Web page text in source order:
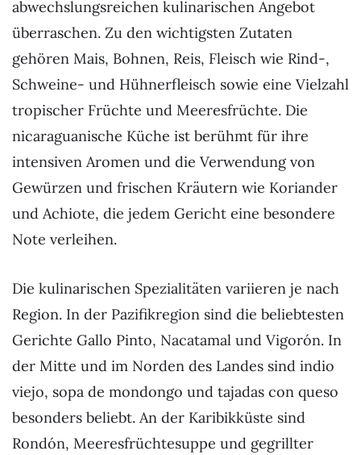
abwechslungsreichen kulinarischen Angebot
überraschen. Zu den wichtigsten Zutaten
gehören Mais, Bohnen, Reis, Fleisch wie Rind-,
Schweine- und Hühnerfleisch sowie eine Vielzahl
tropischer Früchte und Meeresfrüchte. Die
nicaraguanische Küche ist berühmt für ihre
intensiven Aromen und die Verwendung von
Gewürzen und frischen Kräutern wie Koriander
und Achiote, die jedem Gericht eine besondere
Note verleihen.
Die kulinarischen Spezialitäten variieren je nach
Region. In der Pazifikregion sind die beliebtesten
Gerichte Gallo Pinto, Nacatamal und Vigorón. In
der Mitte und im Norden des Landes sind indio
viejo, sopa de mondongo und tajadas con queso
besonders beliebt. An der Karibikküste sind
Rondón, Meeresfrüchtesuppe und gegrillter